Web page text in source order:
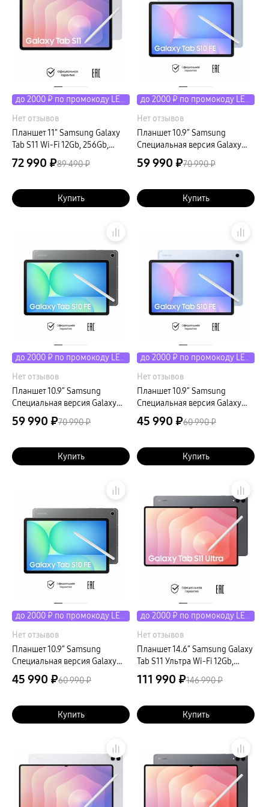
сплит
Уценка
до 2000 ₽ по промокоду LETO
Нет отзывов
Планшет 11″ Samsung Galaxy
Tab S11 Wi-Fi 12Gb, 256Gb,
серебристый
72 990 ₽89 490 ₽
Купить
до 2000 ₽ по промокоду LETO
Нет отзывов
Планшет 10.9″ Samsung
Специальная версия Galaxy
Tab S10 FE LTE 12Gb, 256Gb,
голубой (РСТ)
59 990 ₽70 990 ₽
Купить
до 2000 ₽ по промокоду LETO
Нет отзывов
Планшет 10.9″ Samsung
Специальная версия Galaxy
Tab S10 FE LTE 12Gb, 256Gb,
серый (РСТ)
59 990 ₽70 990 ₽
Купить
до 2000 ₽ по промокоду LETO
Нет отзывов
Планшет 10.9″ Samsung
Специальная версия Galaxy
Tab S10 FE LTE 8Gb, 128Gb,
голубой (РСТ)
45 990 ₽60 990 ₽
Купить
до 2000 ₽ по промокоду LETO
Нет отзывов
Планшет 10.9″ Samsung
Специальная версия Galaxy
Tab S10 FE LTE 8Gb, 128Gb,
серый (РСТ)
45 990 ₽60 990 ₽
Купить
до 2000 ₽ по промокоду LETO
Нет отзывов
Планшет 14.6″ Samsung Galaxy
Tab S11 Ультра Wi-Fi 12Gb,
512Gb, серый
111 990 ₽146 990 ₽
Купить